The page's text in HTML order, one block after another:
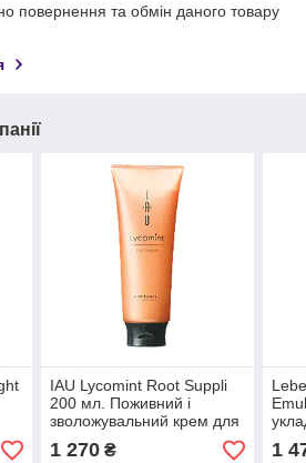
повернення та обмін даного товару
IAU Lycomint Root Suppli
200 мл. Поживний і
зволожувальний крем для
волосся.
1 270₴ 1